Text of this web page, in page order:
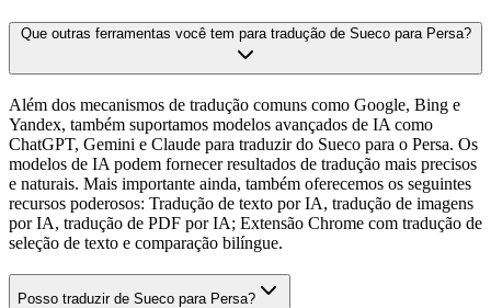
Que outras ferramentas você tem para tradução de Sueco para Persa?
Além dos mecanismos de tradução comuns como Google, Bing e
Yandex, também suportamos modelos avançados de IA como
ChatGPT, Gemini e Claude para traduzir do Sueco para o Persa. Os
modelos de IA podem fornecer resultados de tradução mais precisos
e naturais. Mais importante ainda, também oferecemos os seguintes
recursos poderosos: Tradução de texto por IA, tradução de imagens
por IA, tradução de PDF por IA; Extensão Chrome com tradução de
seleção de texto e comparação bilíngue.
Posso traduzir de Sueco para Persa?